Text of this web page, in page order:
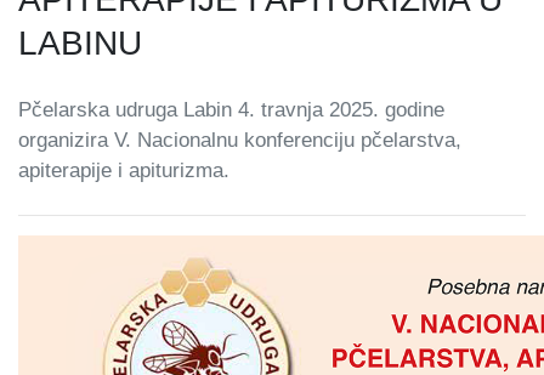
LABINU
Pčelarska udruga Labin 4. travnja 2025. godine
organizira V. Nacionalnu konferenciju pčelarstva,
apiterapije i apiturizma.